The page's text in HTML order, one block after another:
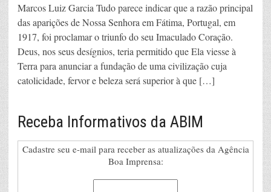
Marcos Luiz Garcia Tudo parece indicar que a razão principal
das aparições de Nossa Senhora em Fátima, Portugal, em
1917, foi proclamar o triunfo do seu Imaculado Coração.
Deus, nos seus desígnios, teria permitido que Ela viesse à
Terra para anunciar a fundação de uma civilização cuja
catolicidade, fervor e beleza será superior à que […]
Receba Informativos da ABIM
Cadastre seu e-mail para receber as atualizações da Agência
Boa Imprensa: